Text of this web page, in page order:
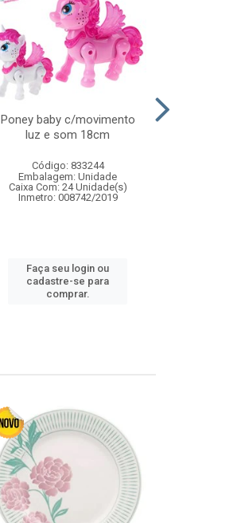
Poney baby c/movimento
luz e som 18cm
Código: 833244
Embalagem: Unidade
Caixa Com: 24 Unidade(s)
Inmetro: 008742/2019
Faça seu login ou
cadastre-se para
comprar.